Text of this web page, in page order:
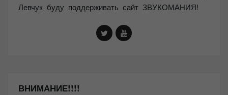
Левчук буду поддерживать сайт ЗВУКОМАНИЯ!
ВНИМАНИЕ!!!!